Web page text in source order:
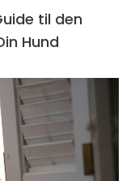
til den
Hund